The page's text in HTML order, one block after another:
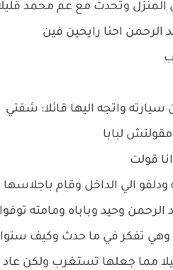
المنزل وتحدث مع عم محمد
احنا رايحين فين
واتجه اليها قائلا: شقتي
لبابا
قولت
ودلفو الي الداخل وقام
وحيد وباباه ومامته
وهي تفكر في ما حدث وكيف
مما جعلها تستغرب ولكن